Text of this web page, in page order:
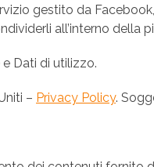
gestito da
all’interno della
Dati di utilizzo.
– Privacy Policy.